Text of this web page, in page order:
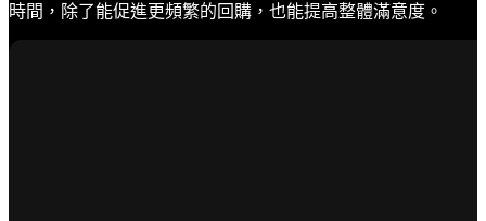
時間，除了能促進更頻繁的回購，也能提高整體滿意度。